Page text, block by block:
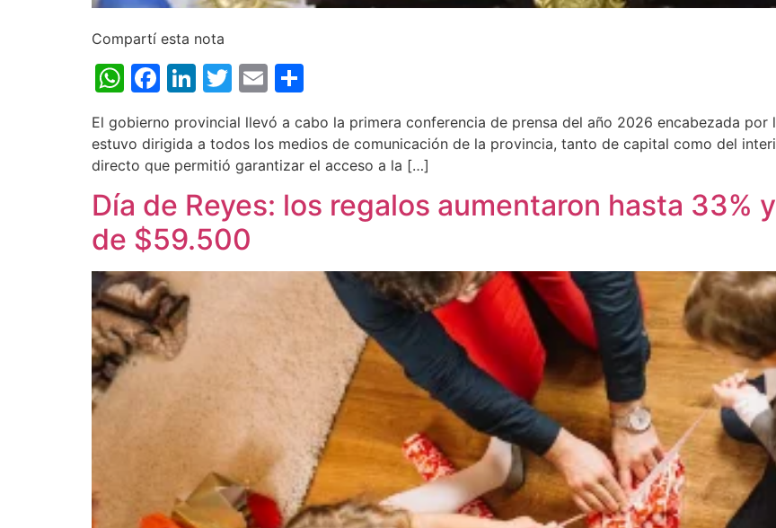
Compartí esta nota
WhatsApp
Facebook
LinkedIn
Twitter
Email
El gobierno provincial llevó a cabo la primera conferencia de prensa del año 2026 encabezada
estuvo dirigida a todos los medios de comunicación de la provincia, tanto de capital como del
directo que permitió garantizar el acceso a la […]
Día de Reyes: los regalos aumentaron hasta 33%
de $59.500